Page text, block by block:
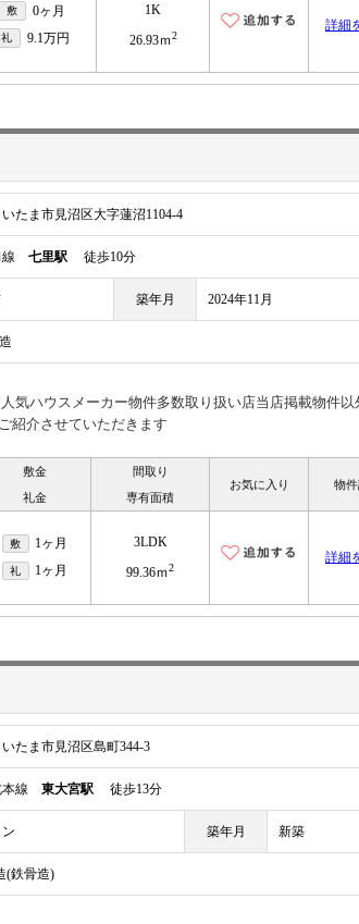
敷 0ヶ月
礼 9.1万円
1K
26.93ｍ2
詳細
たま市見沼区大字蓮沼1104-4
線 七里駅 徒歩10分
築年月 2024年11月
気ハウスメーカー物件多数取り扱い店当店掲載物件以
紹介させていただきます
敷金
礼金
間取り
専有面積
お気に入り 物
敷 1ヶ月
礼 1ヶ月
3LDK
99.36ｍ2
詳細
たま市見沼区島町344-3
本線 東大宮駅 徒歩13分
築年月 新築
(鉄骨造)